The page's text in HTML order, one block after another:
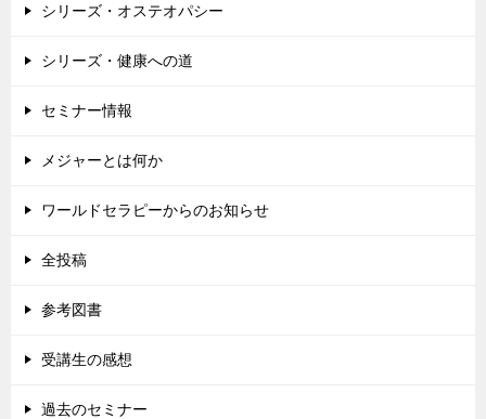
シリーズ・オステオパシー
シリーズ・健康への道
セミナー情報
メジャーとは何か
ワールドセラピーからのお知らせ
全投稿
参考図書
受講生の感想
過去のセミナー